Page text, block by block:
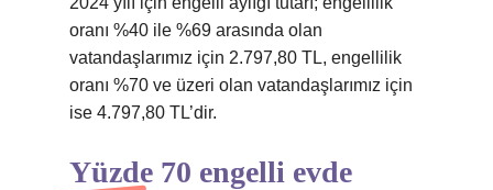
oranı %40 ile %69 arasında olan
vatandaşlarımız için 2.797,80 TL, engellilik
oranı %70 ve üzeri olan vatandaşlarımız için
ise 4.797,80 TL’dir.
Yüzde 70 engelli evde